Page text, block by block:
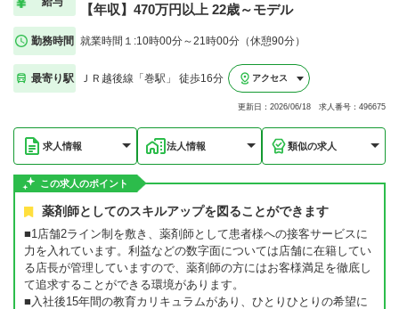
【年収】470万円以上 22歳～モデル
勤務時間 就業時間１:10時00分～21時00分（休憩90分）
最寄り駅 ＪＲ越後線「巻駅」 徒歩16分 アクセス
更新日：2026/06/18 求人番号：496675
求人情報 法人情報 類似の求人
この求人のポイント
薬剤師としてのスキルアップを図ることができます
■1店舗2ライン制を敷き、薬剤師として患者様への接客サービスに
力を入れています。利益などの数字面については店舗に在籍してい
る店長が管理していますので、薬剤師の方にはお客様満足を徹底し
て追求することができる環境があります。
■入社後15年間の教育カリキュラムがあり、ひとりひとりの希望に